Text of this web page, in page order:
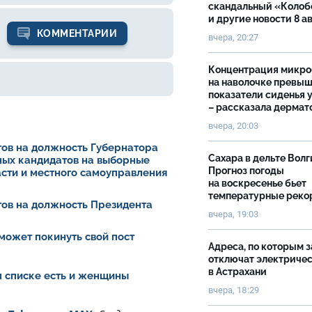
КОММЕНТАРИИ
на должность Губернатора
кандидатов на выборные
и местного самоуправления
на должность Президента
покинуть свой пост
списке есть и женщины
скандальный
и другие новости 8
вчера, 20:27
Концентрация
на наволочке
показатели сиденья
– рассказала
вчера, 20:03
Сахара в дельте
Прогноз погоды
на воскресенье бьет
температурные
вчера, 19:03
Адреса, по которым
отключат
в Астрахани
вчера, 18:29